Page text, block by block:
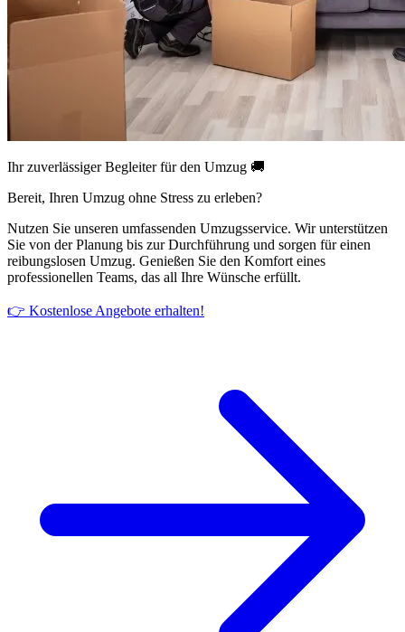
Ihr zuverlässiger Begleiter für den Umzug 🚚
Bereit, Ihren Umzug ohne Stress zu erleben?
Nutzen Sie unseren umfassenden Umzugsservice. Wir unterstützen
Sie von der Planung bis zur Durchführung und sorgen für einen
reibungslosen Umzug. Genießen Sie den Komfort eines
professionellen Teams, das all Ihre Wünsche erfüllt.
👉 Kostenlose Angebote erhalten!